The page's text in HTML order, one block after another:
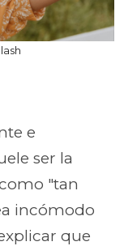
e
ser la
"tan
incómodo
que